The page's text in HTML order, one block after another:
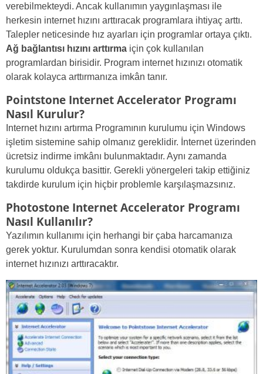
verebilmekteydi. Ancak kullanımın yaygınlaşması ile
herkesin internet hızını arttıracak programlara ihtiyaç arttı.
Talepler neticesinde hız ayarları için programlar ortaya çıktı.
Ağ bağlantısı hızını arttırma için çok kullanılan
programlardan birisidir. Program internet hızınızı otomatik
olarak kolayca arttırmanıza imkân tanır.
Pointstone Internet Accelerator Programı
Nasıl Kurulur?
Internet hızını artırma Programının kurulumu için Windows
işletim sistemine sahip olmanız gereklidir. İnternet üzerinden
ücretsiz indirme imkânı bulunmaktadır. Aynı zamanda
kurulumu oldukça basittir. Gerekli yönergeleri takip ettiğiniz
takdirde kurulum için hiçbir problemle karşılaşmazsınız.
Photostone Internet Accelerator Programı
Nasıl Kullanılır?
Yazılımın kullanımı için herhangi bir çaba harcamanıza
gerek yoktur. Kurulumdan sonra kendisi otomatik olarak
internet hızınızı arttıracaktır.